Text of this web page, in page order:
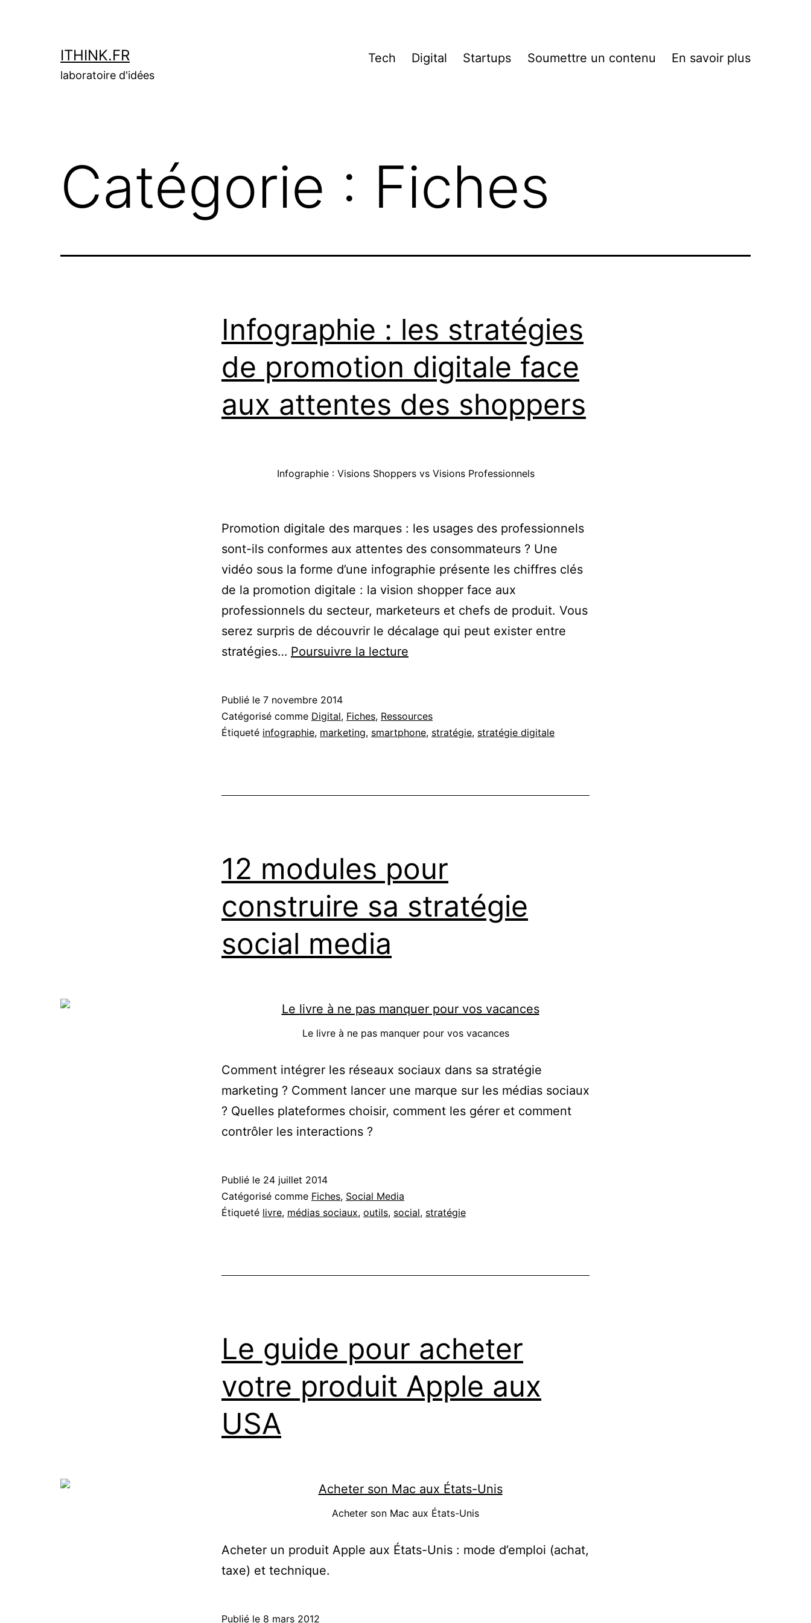
ITHINK.FR
laboratoire d'idées
Tech Digital Startups Soumettre un contenu En savoir plus
Catégorie : Fiches
Infographie : les stratégies
de promotion digitale face
aux attentes des shoppers
Infographie : Visions Shoppers vs Visions Professionnels
Promotion digitale des marques : les usages des professionnels
sont-ils conformes aux attentes des consommateurs ? Une
vidéo sous la forme d’une infographie présente les chiffres clés
de la promotion digitale : la vision shopper face aux
professionnels du secteur, marketeurs et chefs de produit. Vous
serez surpris de découvrir le décalage qui peut exister entre
stratégies… Poursuivre la lecture
stratégies
de
face
shoppers
Publié le 7 novembre 2014
Catégorisé comme Digital, Fiches, Ressources
Étiqueté infographie, marketing, smartphone, stratégie, stratégie digitale
12 modules pour
construire sa stratégie
social media
Le livre à ne pas manquer pour vos vacances
Comment intégrer les réseaux sociaux dans sa stratégie
marketing ? Comment lancer une marque sur les médias sociaux
? Quelles plateformes choisir, comment les gérer et comment
contrôler les interactions ?
Publié le 24 juillet 2014
Catégorisé comme Fiches, Social Media
Étiqueté livre, médias sociaux, outils, social, stratégie
Le guide pour acheter
votre produit Apple aux
USA
Acheter son Mac aux États-Unis
Acheter un produit Apple aux États-Unis : mode d’emploi (achat,
taxe) et technique.
Publié le 8 mars 2012